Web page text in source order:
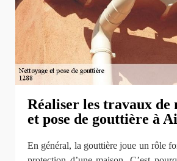
Réaliser les travaux de
et pose de gouttière à
En général, la gouttière joue un rôle